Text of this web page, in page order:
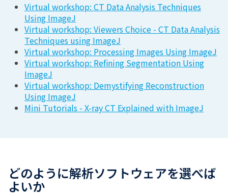
Virtual workshop: CT Data Analysis Techniques
Using ImageJ
Virtual workshop: Viewers Choice - CT Data Analysis
Techniques using ImageJ
Virtual workshop: Processing Images Using ImageJ
Virtual workshop: Refining Segmentation Using
ImageJ
Virtual workshop: Demystifying Reconstruction
Using ImageJ
Mini Tutorials - X-ray CT Explained with ImageJ
どのように解析ソフトウェアを選べば
よいか